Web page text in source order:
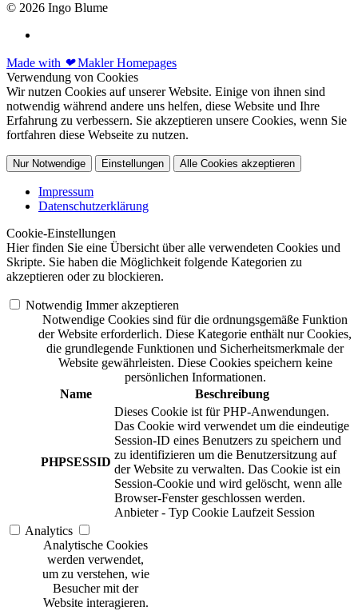
© 2026 Ingo Blume
Made with ❤Makler Homepages
Verwendung von Cookies
Wir nutzen Cookies auf unserer Website. Einige von ihnen sind
notwendig während andere uns helfen, diese Website und Ihre
Erfahrung zu verbessern. Sie akzeptieren unsere Cookies, wenn Sie
fortfahren diese Webseite zu nutzen.
Nur Notwendige Einstellungen Alle Cookies akzeptieren
Impressum
Datenschutzerklärung
Cookie-Einstellungen
Hier finden Sie eine Übersicht über alle verwendeten Cookies und
Skripte. Sie haben die Möglichkeit folgende Kategorien zu
akzeptieren oder zu blockieren.
Notwendig Immer akzeptieren
Notwendige Cookies sind für die ordnungsgemäße Funktion
der Website erforderlich. Diese Kategorie enthält nur Cookies,
die grundlegende Funktionen und Sicherheitsmerkmale der
Website gewährleisten. Diese Cookies speichern keine
persönlichen Informationen.
Name
Beschreibung
PHPSESSID
Dieses Cookie ist für PHP-Anwendungen.
Das Cookie wird verwendet um die eindeutige
Session-ID eines Benutzers zu speichern und
zu identifizieren um die Benutzersitzung auf
der Website zu verwalten. Das Cookie ist ein
Session-Cookie und wird gelöscht, wenn alle
Browser-Fenster geschlossen werden.
Anbieter - Typ Cookie Laufzeit Session
Analytics
Analytische Cookies
werden verwendet,
um zu verstehen, wie
Besucher mit der
Website interagieren.